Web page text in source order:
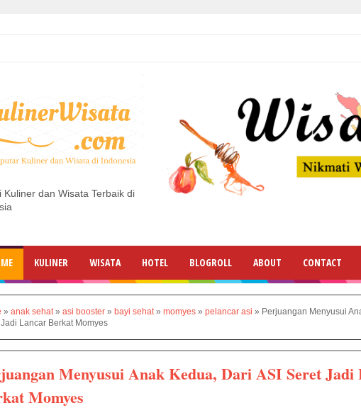
Kuliner dan Wisata Terbaik di
KULINER WISATA HOTEL BLOGROLL ABOUT CONTACT
» anak sehat» asi booster » bayi sehat» momyes » pelancar asi » Perjuangan Menyusui
Lancar Berkat Momyes
Menyusui Anak Kedua, Dari ASI Seret Jadi
Momyes